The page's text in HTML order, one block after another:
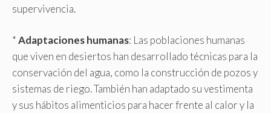
supervivencia.
*Adaptaciones humanas: Las poblaciones humanas
que viven en desiertos han desarrollado técnicas para la
conservación del agua, como la construcción de pozos y
sistemas de riego. También han adaptado su vestimenta
y sus hábitos alimenticios para hacer frente al calor y la